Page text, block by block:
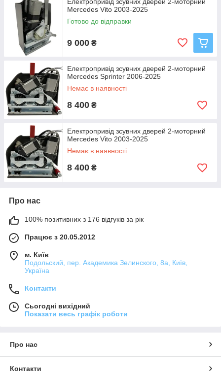
Mercedes Vito 2003-2025
Готово до відправки
9 000 ₴
Електропривід зсувних дверей 2-моторний
Mercedes Sprinter 2006-2025
Немає в наявності
8 400 ₴
Електропривід зсувних дверей 2-моторний
Mercedes Vito 2003-2025
Немає в наявності
8 400 ₴
Про нас
100% позитивних з 176 відгуків за рік
Працює з 20.05.2012
м. Київ
Подольский, пер. Академика Зелинского, 8а, Київ,
Україна
Контакти
Сьогодні вихідний
Показати весь графік роботи
Про нас
Контакти